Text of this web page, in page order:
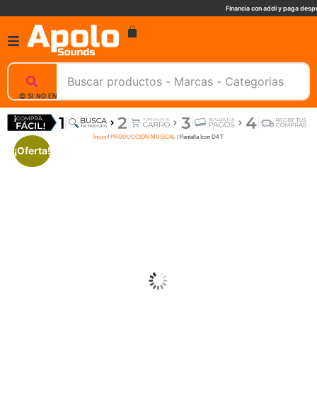
Financia con addi y paga
😊 SI NO ENCUENTRAS UN PRODUCTO, NOSOTROS TE AYUDAMOS, ESCRIBENOS. 📲
Inicio / PRODUCCION MUSICAL/ Pantalla Icon D4 T
¡Oferta!